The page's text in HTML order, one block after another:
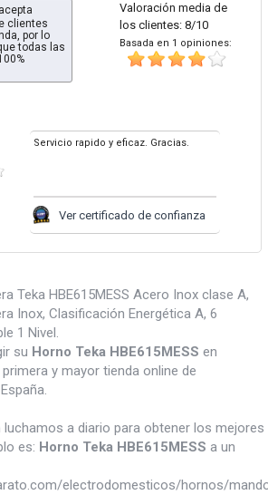
Valoración media de
los clientes: 8/10
Basada en 1 opiniones:
clientes
por lo
todas las
Servicio rapido y eficaz. Gracias.
Ver certificado de confianza
Teka HBE615MESS Acero Inox clase A,
Inox, Clasificación Energética A, 6
1 Nivel.
su Horno Teka HBE615MESS en
y mayor tienda online de
luchamos a diario para obtener los mejores
es: Horno Teka HBE615MESS a un
electrodomesticos/hornos/